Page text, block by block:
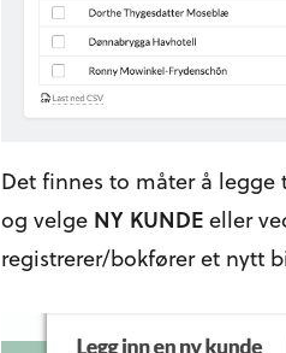
Det finnes to måter å
og velge NY KUNDEeller
registrerer/bokfører et nytt